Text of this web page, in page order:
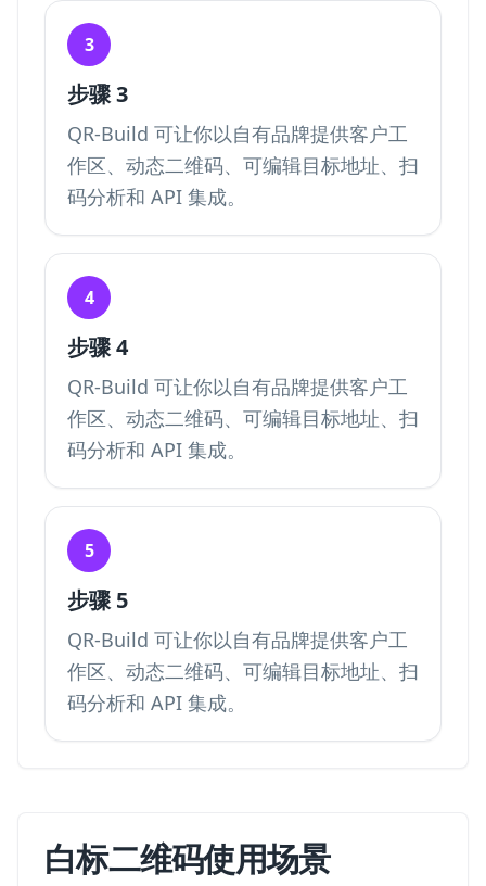
3
步骤 3
QR-Build 可让你以自有品牌提供客户工
作区、动态二维码、可编辑目标地址、扫
码分析和 API 集成。
4
步骤 4
QR-Build 可让你以自有品牌提供客户工
作区、动态二维码、可编辑目标地址、扫
码分析和 API 集成。
5
步骤 5
QR-Build 可让你以自有品牌提供客户工
作区、动态二维码、可编辑目标地址、扫
码分析和 API 集成。
白标二维码使用场景